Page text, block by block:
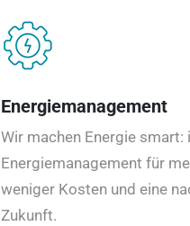
Energiemanagement
Wir machen Energie smart:
Energiemanagement für
weniger Kosten und eine
Zukunft.